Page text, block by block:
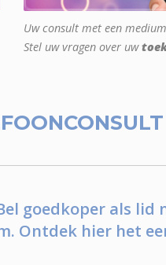
Uw consult met een
Stel uw vragen over uw
goedkoper als
Ontdek hier het